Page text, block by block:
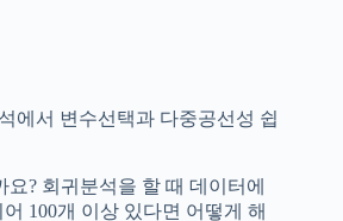
에서 변수선택과 다중공선성 쉽
? 회귀분석을 할 때 데이터에
100개 이상 있다면 어떻게 해